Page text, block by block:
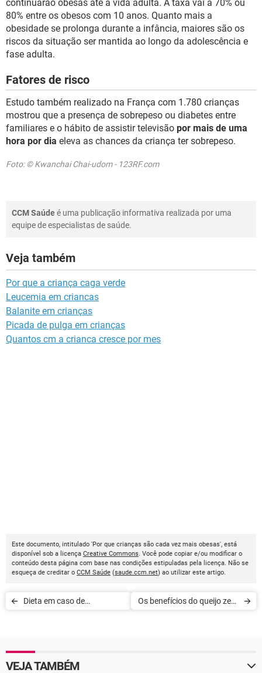
continuarão obesas até a vida adulta. A taxa vai a 70% ou
80% entre os obesos com 10 anos. Quanto mais a
obesidade se prolonga durante a infância, maiores são os
riscos da situação ser mantida ao longo da adolescência e
fase adulta.
Fatores de risco
Estudo também realizado na França com 1.780 crianças
mostrou que a presença de sobrepeso ou diabetes entre
familiares e o hábito de assistir televisão por mais de uma
hora por dia eleva as chances da criança ter sobrepeso.
Foto: © Kwanchai Chai-udom - 123RF.com
CCM Saúdeé uma publicação informativa realizada por uma
equipe de especialistas de saúde.
Veja também
Por que a criança caga verde
Leucemia em criancas
Balanite em crianças
Picada de pulga em crianças
Quantos cm a crianca cresce por mes
Este documento, intitulado 'Por que crianças são cada vez mais obesas', está
disponível sob a licença Creative Commons. Você pode copiar e/ou modificar o
conteúdo desta página com base nas condições estipuladas pela licença. Não se
esqueça de creditar o CCM Saúde (saude.ccm.net) ao utilizar este artigo.
Dieta em caso de
Os benefícios do queijo zero
VEJA TAMBÉM